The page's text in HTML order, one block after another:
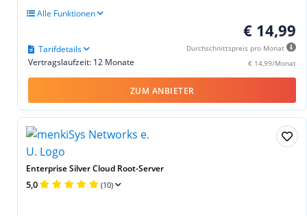
Alle Funktionen
€ 14,99
Durchschnittspreis pro Monat
€ 14,99/Monat
Vertragslaufzeit: 12 Monate
Tarifdetails
ZUM ANBIETER
Enterprise Silver Cloud Root-Server
5,0 (10)